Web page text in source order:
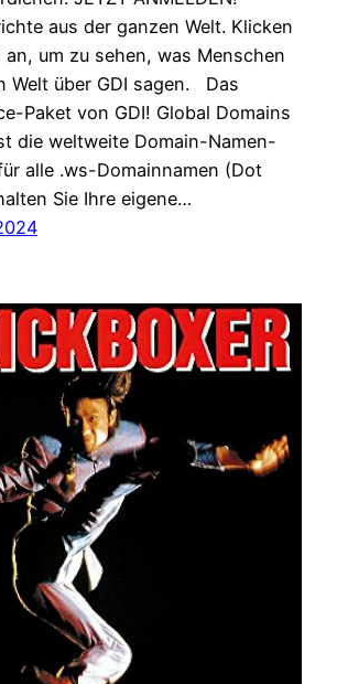
aus der ganzen Welt. Klicken
um zu sehen, was Menschen
Welt über GDI sagen. Das
Paket von GDI! Global Domains
die weltweite Domain-Namen-
alle .ws-Domainnamen (Dot
Sie Ihre eigene…